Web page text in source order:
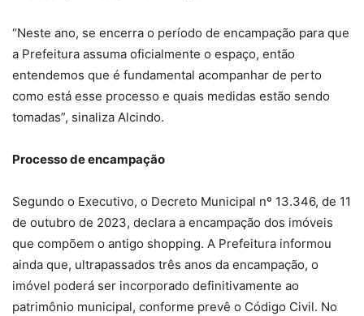
“Neste ano, se encerra o período de encampação para que
a Prefeitura assuma oficialmente o espaço, então
entendemos que é fundamental acompanhar de perto
como está esse processo e quais medidas estão sendo
tomadas”, sinaliza Alcindo.
Processo de encampação
Segundo o Executivo, o Decreto Municipal nº 13.346, de 11
de outubro de 2023, declara a encampação dos imóveis
que compõem o antigo shopping. A Prefeitura informou
ainda que, ultrapassados três anos da encampação, o
imóvel poderá ser incorporado definitivamente ao
patrimônio municipal, conforme prevê o Código Civil. No